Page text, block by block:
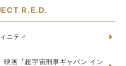
R.E.D.
ニティ
映画『超宇宙刑事ギャバン イン